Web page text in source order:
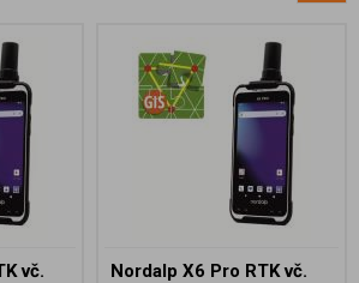
vč.
Nordalp X6 Pro RTK vč.